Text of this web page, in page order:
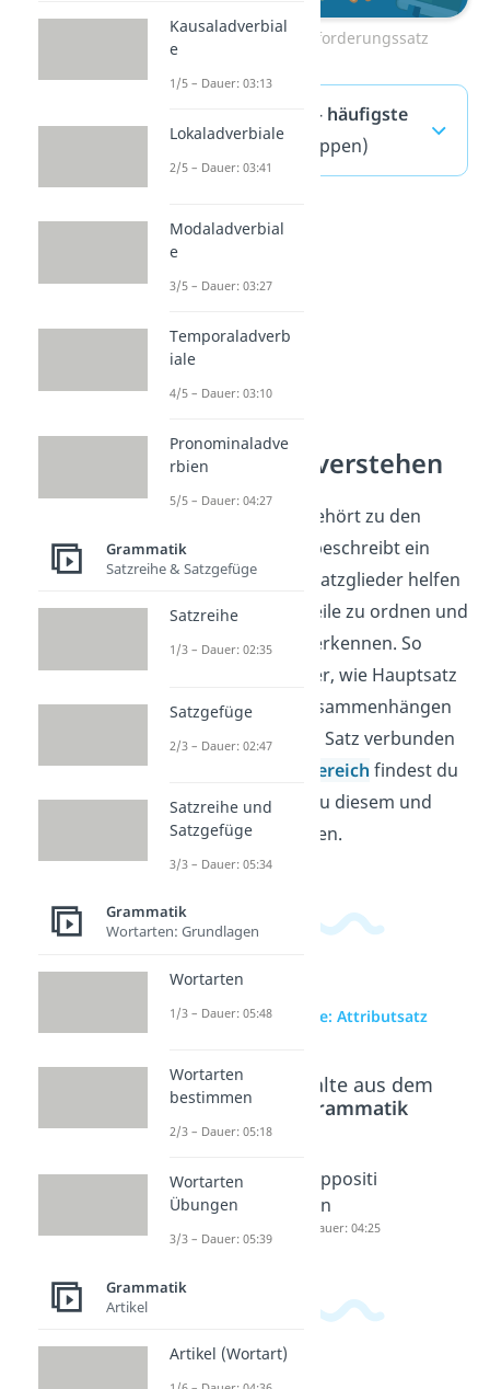
Zum Video: Aufforderungssatz
Attributsatz — häufigste
Fragen(ausklappen)
Satzglieder verstehen
Der Attributsatz gehört zu den
Satzgliedern und beschreibt ein
Nomen genauer. Satzglieder helfen
dir, Sätze in ihre Teile zu ordnen und
ihre Aufgaben zu erkennen. So
verstehst du besser, wie Hauptsatz
und Nebensatz zusammenhängen
und wie Wörter im Satz verbunden
Deutschbereich findest du
passende Videos zu diesem und
verwandten Themen.
zur Videoseite: Attributsatz
Beliebte Inhalte aus dem
Bereich
Grammatik
Kausals
atz
Attribut
Appositi
on
Dauer: 04:25
Kausaladverbial
e
1/5 – Dauer: 03:13
Lokaladverbiale
2/5 – Dauer: 03:41
Modaladverbial
e
3/5 – Dauer: 03:27
Temporaladverb
iale
4/5 – Dauer: 03:10
Pronominaladve
rbien
5/5 – Dauer: 04:27
Grammatik
Satzreihe & Satzgefüge
Satzreihe
1/3 – Dauer: 02:35
Satzgefüge
2/3 – Dauer: 02:47
Satzreihe und
Satzgefüge
3/3 – Dauer: 05:34
Grammatik
Wortarten: Grundlagen
Wortarten
1/3 – Dauer: 05:48
Wortarten
bestimmen
2/3 – Dauer: 05:18
Wortarten
Übungen
3/3 – Dauer: 05:39
Grammatik
Artikel
Artikel (Wortart)